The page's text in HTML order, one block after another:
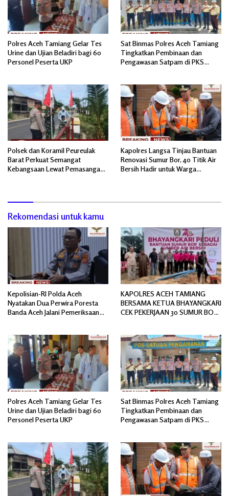
Polres Aceh Tamiang Gelar Tes
Urine dan Ujian Beladiri bagi 60
Personel Peserta UKP
Sat Binmas Polres Aceh Tamiang
Tingkatkan Pembinaan dan
Pengawasan Satpam di PKS
Polsek dan Koramil Peureulak
Barat Perkuat Semangat
Kebangsaan Lewat Pemasangan
Kapolres Langsa Tinjau Bantuan
Renovasi Sumur Bor, 40 Titik Air
Bersih Hadir untuk Warga
Rekomendasi untuk kamu
Kepolisian-RI Polda Aceh
Nyatakan Dua Perwira Poresta
Banda Aceh Jalani Pemeriksaan
KAPOLRES ACEH TAMIANG
BERSAMA KETUA BHAYANGKARI
CEK PEKERJAAN 30 SUMUR BOR
Polres Aceh Tamiang Gelar Tes
Urine dan Ujian Beladiri bagi 60
Personel Peserta UKP
Sat Binmas Polres Aceh Tamiang
Tingkatkan Pembinaan dan
Pengawasan Satpam di PKS